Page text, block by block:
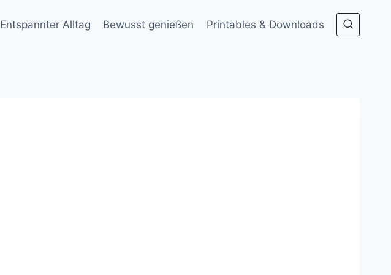
Entspannter Alltag Bewusst genießen Printables & Downloads